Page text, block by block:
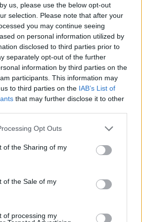
us, please use the below opt-out
selection. Please note that after your
you may continue seeing
on personal information utilized by
disclosed to third parties prior to
separately opt-out of the further
information by third parties on the
participants. This information may
to third parties on the IAB’s List of
that may further disclose it to other
app uses one or more Google
or usage behaviour. You may click to
to Google and its third-party tags to
specified purposes in below Google
Opt Outs
of the Sharing of my
of the Sale of my
of processing my
Szex és New York film és Kim
Cattrall az oka